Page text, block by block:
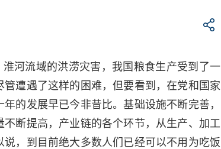
河流域的洪涝灾害，我国粮食生产受到了一
遭遇了这样的困难，但要看到，在党和国家
的发展早已今非昔比。基础设施不断完善，
断提高，产业链的各个环节，从生产、加工
，到目前绝大多数人们已经可以不用为吃饭